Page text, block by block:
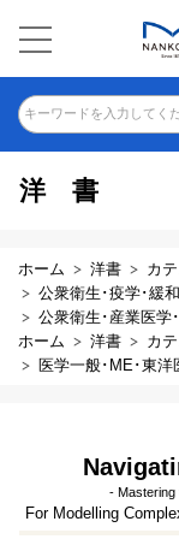
キーワードを入力してく
洋書
ホーム 洋書
カ
公衆衛生･疫学･緩
公衆衛生･産業医学
ホーム
洋書 カ
医学一般･ME･東洋
- Mastering
For Modelling